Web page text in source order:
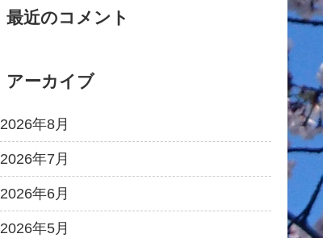
最近のコメント
アーカイブ
2026年8月
2026年7月
2026年6月
2026年5月